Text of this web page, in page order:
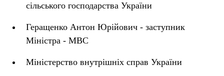
сільського господарства України
Геращенко Антон Юрійович - заступник
Міністра - МВС
Міністерство внутрішніх справ України